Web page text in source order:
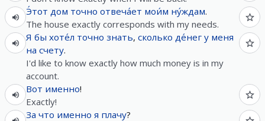
Э́тот дом точно отвеча́ет мои́м ну́ждам.
The house exactly corresponds with my needs.
Я бы хоте́л точно знать, сколько де́нег у меня
на счету.
I'd like to know exactly how much money is in my
account.
Вот именно!
Exactly!
За что именно я плачу?